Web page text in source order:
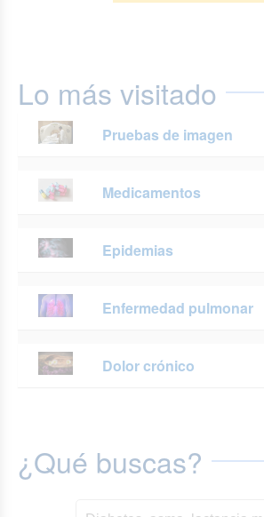
Lo más visitado
Pruebas de imagen
Medicamentos
Epidemias
Enfermedad pulmonar
Dolor crónico
¿Qué buscas?